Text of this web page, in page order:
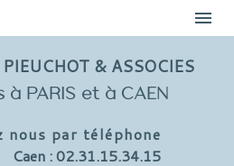
PIEUCHOT & ASSOCIES
à PARIS et à CAEN
nous par téléphone
Caen : 02.31.15.34.15
menu